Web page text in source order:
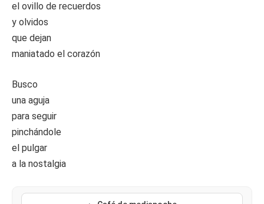
el ovillo de recuerdos
y olvidos
que dejan
maniatado el corazón
Busco
una aguja
para seguir
pinchándole
el pulgar
a la nostalgia